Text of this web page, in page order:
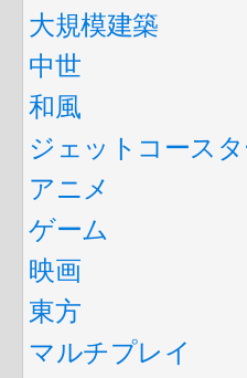
大規模建築
中世
和風
ジェットコース
アニメ
ゲーム
映画
東方
マルチプレイ